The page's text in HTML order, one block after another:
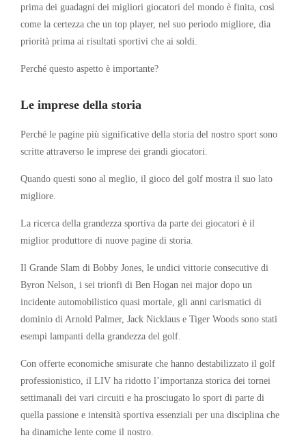
prima dei guadagni dei migliori giocatori del mondo è finita, così
come la certezza che un top player, nel suo periodo migliore, dia
priorità prima ai risultati sportivi che ai soldi.
Perché questo aspetto è importante?
Le imprese della storia
Perché le pagine più significative della storia del nostro sport sono
scritte attraverso le imprese dei grandi giocatori.
Quando questi sono al meglio, il gioco del golf mostra il suo lato
migliore.
La ricerca della grandezza sportiva da parte dei giocatori è il
miglior produttore di nuove pagine di storia.
Il Grande Slam di Bobby Jones, le undici vittorie consecutive di
Byron Nelson, i sei trionfi di Ben Hogan nei major dopo un
incidente automobilistico quasi mortale, gli anni carismatici di
dominio di Arnold Palmer, Jack Nicklaus e Tiger Woods sono stati
esempi lampanti della grandezza del golf.
Con offerte economiche smisurate che hanno destabilizzato il golf
professionistico, il LIV ha ridotto l’importanza storica dei tornei
settimanali dei vari circuiti e ha prosciugato lo sport di parte di
quella passione e intensità sportiva essenziali per una disciplina che
ha dinamiche lente come il nostro.